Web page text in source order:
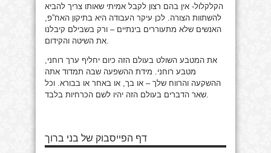
הקלקלול- אין בהם רצון לקבל אמיתי שאותו צריך להביא
להשתוות הצורה. לכן עיקר העבודה היא בתיקון האח”פ,
האנשים שלא מתעוררים בינתיים – ורק בשבילם קיבלנו
את המטבע השולט בעולם הזה כיום יחליף ערך רוחני,
מטבע רוחני. מידת ההשפעה שבה תמדוד אתה
ההשקעה והרווח שלך – או בך, או באחר או בבורא. וכל
דף הפייסבוק של בני ברוך